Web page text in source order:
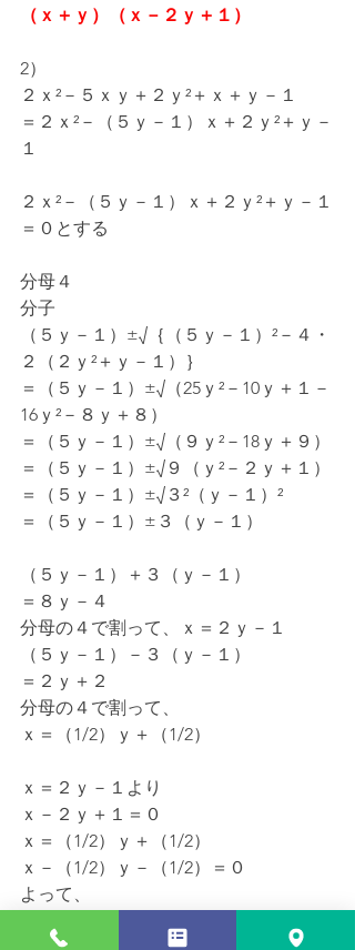
（ｘ＋ｙ）（ｘ－２ｙ＋１）
2）
２ｘ²－５ｘｙ＋２ｙ²＋ｘ＋ｙ－１
＝２ｘ²－（５ｙ－１）ｘ＋２ｙ²＋ｙ－
１
２ｘ²－（５ｙ－１）ｘ＋２ｙ²＋ｙ－１
＝０とする
分母４
分子
（５ｙ－１）±√｛（５ｙ－１）²－４・
２（２ｙ²＋ｙ－１）｝
＝（５ｙ－１）±√（25ｙ²－10ｙ＋１－
16ｙ²－８ｙ＋８）
＝（５ｙ－１）±√（９ｙ²－18ｙ＋９）
＝（５ｙ－１）±√９（ｙ²－２ｙ＋１）
＝（５ｙ－１）±√３²（ｙ－１）²
＝（５ｙ－１）±３（ｙ－１）
（５ｙ－１）＋３（ｙ－１）
＝８ｙ－４
分母の４で割って、ｘ＝２ｙ－１
（５ｙ－１）－３（ｙ－１）
＝２ｙ＋２
分母の４で割って、
ｘ＝（1/2）ｙ＋（1/2）
ｘ＝２ｙ－１より
ｘ－２ｙ＋１＝０
ｘ＝（1/2）ｙ＋（1/2）
ｘ－（1/2）ｙ－（1/2）＝０
よって、
２（ｘ－２ｙ＋１）（ｘ－━－━）